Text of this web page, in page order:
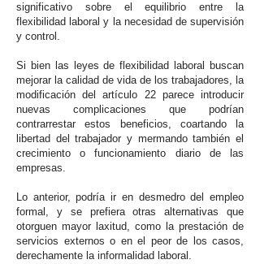
significativo sobre el equilibrio entre la
flexibilidad laboral y la necesidad de supervisión
y control.
Si bien las leyes de flexibilidad laboral buscan
mejorar la calidad de vida de los trabajadores, la
modificación del artículo 22 parece introducir
nuevas complicaciones que podrían
contrarrestar estos beneficios, coartando la
libertad del trabajador y mermando también el
crecimiento o funcionamiento diario de las
empresas.
Lo anterior, podría ir en desmedro del empleo
formal, y se prefiera otras alternativas que
otorguen mayor laxitud, como la prestación de
servicios externos o en el peor de los casos,
derechamente la informalidad laboral.